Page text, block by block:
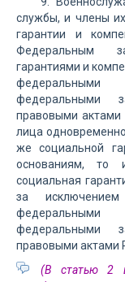
службы, и члены
гарантии и
Федеральным
гарантиями и
федеральными
правовыми актами
лица
же социальной
основаниям, то
социальная
за
федеральными
правовыми актами
(В статью 2